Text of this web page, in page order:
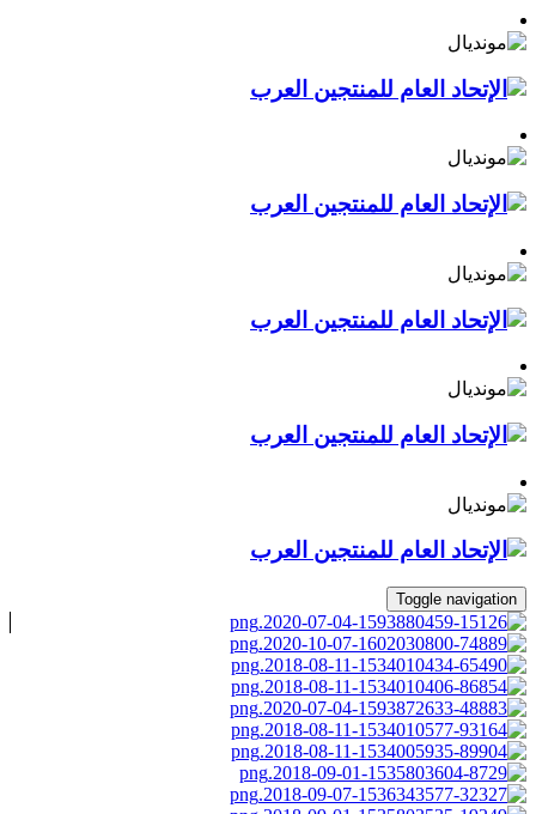
Toggle navigation